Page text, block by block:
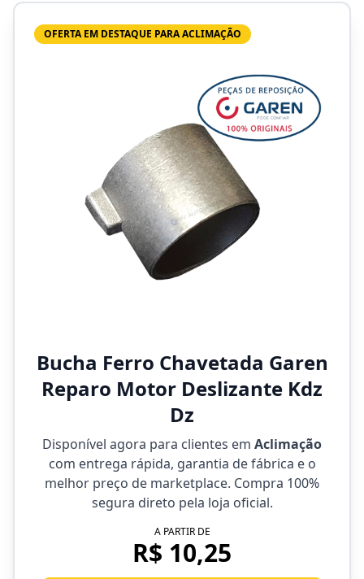
OFERTA EM DESTAQUE PARA ACLIMAÇÃO
Bucha Ferro Chavetada Garen
Reparo Motor Deslizante Kdz
Dz
Disponível agora para clientes em Aclimação
com entrega rápida, garantia de fábrica e o
melhor preço de marketplace. Compra 100%
segura direto pela loja oficial.
A PARTIR DE
R$ 10,25